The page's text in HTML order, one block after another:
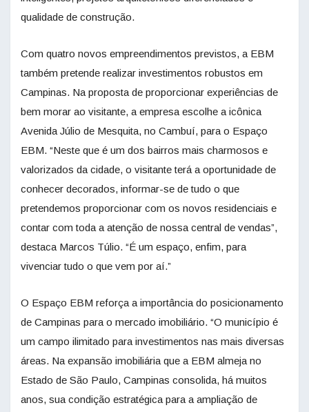
qualidade de construção.
Com quatro novos empreendimentos previstos, a EBM
também pretende realizar investimentos robustos em
Campinas. Na proposta de proporcionar experiências de
bem morar ao visitante, a empresa escolhe a icônica
Avenida Júlio de Mesquita, no Cambuí, para o Espaço
EBM. “Neste que é um dos bairros mais charmosos e
valorizados da cidade, o visitante terá a oportunidade de
conhecer decorados, informar-se de tudo o que
pretendemos proporcionar com os novos residenciais e
contar com toda a atenção de nossa central de vendas”,
destaca Marcos Túlio. “É um espaço, enfim, para
vivenciar tudo o que vem por aí.”
O Espaço EBM reforça a importância do posicionamento
de Campinas para o mercado imobiliário. “O município é
um campo ilimitado para investimentos nas mais diversas
áreas. Na expansão imobiliária que a EBM almeja no
Estado de São Paulo, Campinas consolida, há muitos
anos, sua condição estratégica para a ampliação de